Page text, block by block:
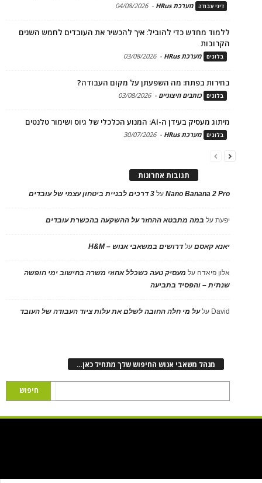
דיני עבודה מערכת HRus -
04/08/2026
ללמוד מחדש כדי להוביל: איך להכשיר את העובדים לחמש השנים
הקרובות
בלוגים מערכת HRus -
03/08/2026
בחירות בפתח: מה השפעתן על מקום העבודה?
בלוגים כותבים חיצוניים -
03/08/2026
מיתוג מעסיק בעידן ה-AI: המנוע הכלכלי של גיוס ושימור טלנטים
בלוגים מערכת HRus -
30/07/2026
תגובות אחרונות
Nano Banana 2 Proעל 3 דרכים לבניית ביטחון עצמי של עובדים
יפעתעל במה מתבטא ההחזר על ההשקעה בהכשרת עובדים
יאנא קאסםעלדרושים במשאבי אנוש – H&M
אלון פיאדה על מעסיק טעה כשכלל אחוזי משרה בחישוב ימי חופשה
שנתית – והפסיד בתביעה
David עלעל מי חלה החובה לשלם את עלות ציוד העבודה של העובד
מנהל משאבי אנוש החיפוש שלך מתחיל כאן…